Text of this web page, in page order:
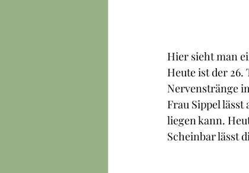
Hier sieht man
Heute ist der
Nervenstränge
Frau Sippel
liegen kann.
Scheinbar lässt